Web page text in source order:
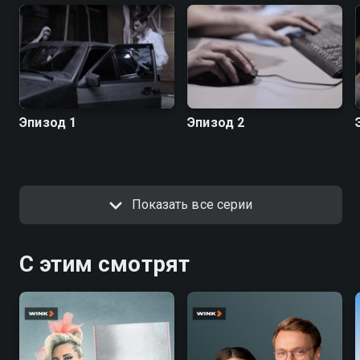
Эпизод 1 Эпизод 2
Показать все серии
С этим смотрят